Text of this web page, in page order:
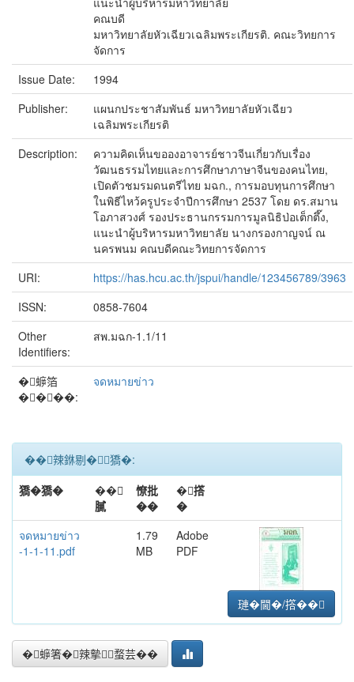
คณบดี
มหาวิทยาลัยหัวเฉียวเฉลิมพระเกียรติ. คณะวิทยการ
จัดการ
Issue Date:
1994
Publisher:
แผนกประชาสัมพันธ์ มหาวิทยาลัยหัวเฉียว
เฉลิมพระเกียรติ
Description:
ความคิดเห็นขอองอาจารย์ชาวจีนเกี่ยวกับเรื่อง
วัฒนธรรมไทยและการศึกษาภาษาจีนของคนไทย,
เปิดตัวชมรมดนตรีไทย มฉก., การมอบทุนการศึกษา
ในพิธีไหว้ครูประจำปีการศึกษา 2537 โดย ดร.สมาน
โอภาสวงศ์ รองประธานกรรมการมูลนิธิป่อเต็กตึ๊ง,
แนะนำผู้บริหารมหาวิทยาลัย นางกรองกาญจน์ ณ
นครพนม คณบดีคณะวิทยการจัดการ
URI:
https://has.hcu.ac.th/jspui/handle/123456789/3963
ISSN:
0858-7604
Other
Identifiers:
สพ.มฉก-1.1/11
�蝷箔
����:
จดหมายข่าว
��辣銝剔�﹝獢�:
獢�獢�
��
膩
憭批
��
�撘
�
จดหมายข่าว
-1-1-11.pdf
1.79
MB
Adobe
PDF
璉�閫�/撘��
�蝷箸�辣摰蝥芸��